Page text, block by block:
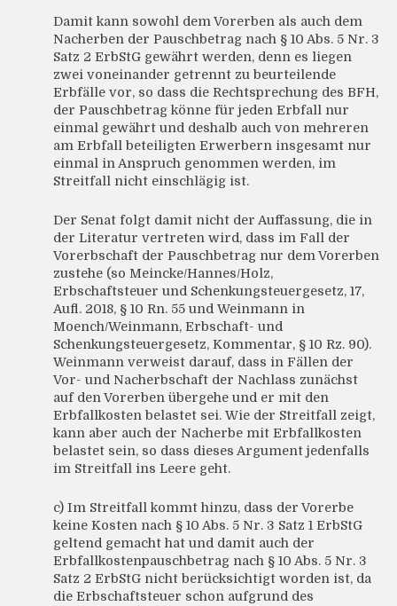
Damit kann sowohl dem Vorerben als auch dem
Nacherben der Pauschbetrag nach § 10 Abs. 5 Nr. 3
Satz 2 ErbStG gewährt werden, denn es liegen
zwei voneinander getrennt zu beurteilende
Erbfälle vor, so dass die Rechtsprechung des BFH,
der Pauschbetrag könne für jeden Erbfall nur
einmal gewährt und deshalb auch von mehreren
am Erbfall beteiligten Erwerbern insgesamt nur
einmal in Anspruch genommen werden, im
Streitfall nicht einschlägig ist.
Der Senat folgt damit nicht der Auffassung, die in
der Literatur vertreten wird, dass im Fall der
Vorerbschaft der Pauschbetrag nur dem Vorerben
zustehe (so Meincke/Hannes/Holz,
Erbschaftsteuer und Schenkungsteuergesetz, 17,
Aufl. 2018, § 10 Rn. 55 und Weinmann in
Moench/Weinmann, Erbschaft- und
Schenkungsteuergesetz, Kommentar, § 10 Rz. 90).
Weinmann verweist darauf, dass in Fällen der
Vor- und Nacherbschaft der Nachlass zunächst
auf den Vorerben übergehe und er mit den
Erbfallkosten belastet sei. Wie der Streitfall zeigt,
kann aber auch der Nacherbe mit Erbfallkosten
belastet sein, so dass dieses Argument jedenfalls
im Streitfall ins Leere geht.
c) Im Streitfall kommt hinzu, dass der Vorerbe
keine Kosten nach § 10 Abs. 5 Nr. 3 Satz 1 ErbStG
geltend gemacht hat und damit auch der
Erbfallkostenpauschbetrag nach § 10 Abs. 5 Nr. 3
Satz 2 ErbStG nicht berücksichtigt worden ist, da
die Erbschaftsteuer schon aufgrund des